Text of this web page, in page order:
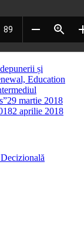
și
Education
29 martie 2018
2 aprilie 2018